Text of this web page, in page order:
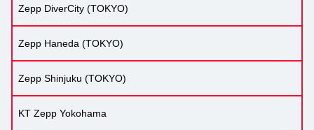
Zepp DiverCity (TOKYO)
Zepp Haneda (TOKYO)
Zepp Shinjuku (TOKYO)
KT Zepp Yokohama